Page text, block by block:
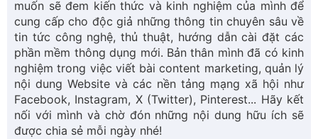
muốn sẽ đem kiến thức và kinh nghiệm của mình để
cung cấp cho độc giả những thông tin chuyên sâu về
tin tức công nghệ, thủ thuật, hướng dẫn cài đặt các
phần mềm thông dụng mới. Bản thân mình đã có kinh
nghiệm trong việc viết bài content marketing, quản lý
nội dung Website và các nền tảng mạng xã hội như
Facebook, Instagram, X (Twitter), Pinterest... Hãy kết
nối với mình và chờ đón những nội dung hữu ích sẽ
được chia sẻ mỗi ngày nhé!